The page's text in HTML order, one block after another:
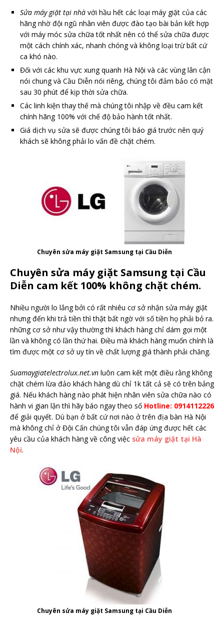
Sửa máy giặt tại nhà với hầu hết các loại máy giặt của các
hãng nhờ đội ngũ nhân viên được đào tạo bài bản kết hợp
với máy móc sửa chữa tốt nhất nên có thể sửa chữa được
một cách chính xác, nhanh chóng và không loại trừ bất cứ
ca khó nào.
Đối với các khu vực xung quanh Hà Nội và các vùng lân cận
nói chung và Cầu Diễn nói riêng, chúng tôi đảm bảo có mặt
sau 30 phút để kịp thời sửa chữa.
Các linh kiện thay thế mà chúng tôi nhập về đều cam kết
chính hãng 100% với chế độ bảo hành tốt nhất.
Giá dịch vụ sửa sẽ được chúng tôi báo giá trước nên quý
khách sẽ không phải lo vấn đề chặt chém.
Chuyên sửa máy giặt Samsung tại Cầu Diễn
Chuyên sửa máy giặt Samsung tại Cầu
Diễn cam kết 100% không chặt chém.
Nhiều người lo lắng bởi có rất nhiêu cơ sở nhận sửa máy giặt
nhưng đến khi trả tiền thì thật bất ngờ với số tiền họ phải bỏ ra.
những cơ sở như vậy thường thì khách hàng chỉ dám gọi một
lần và không có lần thứ hai. Điều mà khách hàng muốn chính là
tìm được một cơ sở uy tín về chất lượng giá thành phải chăng.
Suamaygiatelectrolux.net.vn luôn cam kết một điều rằng không
chặt chém lừa đảo khách hàng dù chỉ 1k tất cả sẽ có trên bảng
giá. Nếu khách hàng nào phát hiện nhân viên sửa chữa nào có
hành vi gian lận thì hãy báo ngay theo số Hotline: 0914112226
để giải quyết. Dù bạn ở bất cứ nơi nào ở trên địa bàn Hà Nội
mà không chỉ ở Đội Cấn chúng tôi vẫn đáp ứng được hết các
yêu cầu của khách hàng về công việc sửa máy giặt tại Hà
Nội.
Chuyên sửa máy giặt Samsung tại Cầu Diễn